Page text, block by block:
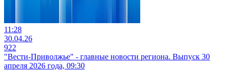
11:28
30.04.26
922
"Вести-Приволжье" - главные новости региона. Выпуск 30
апреля 2026 года, 09:30